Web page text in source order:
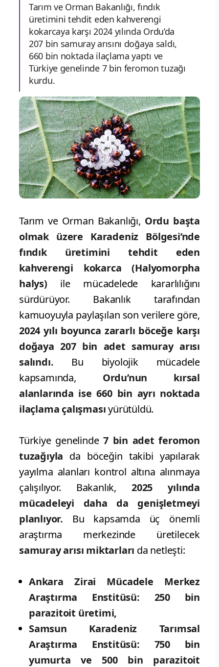
Tarım ve Orman Bakanlığı, fındık
üretimini tehdit eden kahverengi
kokarcaya karşı 2024 yılında Ordu’da
207 bin samuray arısını doğaya saldı,
660 bin noktada ilaçlama yaptı ve
Türkiye genelinde 7 bin feromon tuzağı
kurdu.
Tarım ve Orman Bakanlığı, Ordu başta
olmak üzere Karadeniz Bölgesi’nde
fındık üretimini tehdit eden
kahverengi kokarca (Halyomorpha
halys) ile mücadelede kararlılığını
sürdürüyor. Bakanlık tarafından
kamuoyuyla paylaşılan son verilere göre,
2024 yılı boyunca zararlı böceğe karşı
doğaya 207 bin adet samuray arısı
salındı. Bu biyolojik mücadele
kapsamında, Ordu’nun kırsal
alanlarında ise 660 bin ayrı noktada
ilaçlama çalışmasıyürütüldü.
Türkiye genelinde7 bin adet feromon
tuzağıyla da böceğin takibi yapılarak
yayılma alanları kontrol altına alınmaya
çalışılıyor. Bakanlık,2025 yılında
mücadeleyi daha da genişletmeyi
planlıyor. Bu kapsamda üç önemli
araştırma merkezinde üretilecek
samuray arısı miktarları da netleşti:
Ankara Zirai Mücadele Merkez
Araştırma Enstitüsü: 250 bin
parazitoit üretimi,
Samsun Karadeniz Tarımsal
Araştırma Enstitüsü: 750 bin
yumurta ve 500 bin parazitoit